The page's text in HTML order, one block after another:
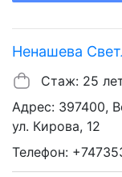
Ненашева
Стаж: 25
Адрес: 397400,
ул. Кирова, 12
Телефон: